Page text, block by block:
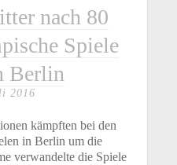
nach 80
Spiele
Berlin
2016
kämpften bei den
in Berlin um die
verwandelte die Spiele